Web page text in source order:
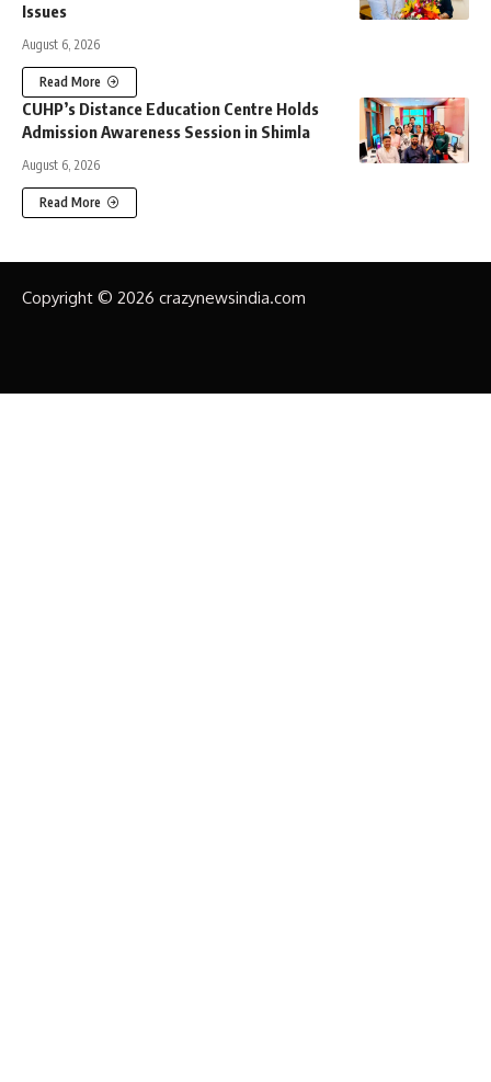
Issues
August 6, 2026
Read More
CUHP’s Distance Education Centre Holds
Admission Awareness Session in Shimla
August 6, 2026
Read More
Copyright © 2026 crazynewsindia.com